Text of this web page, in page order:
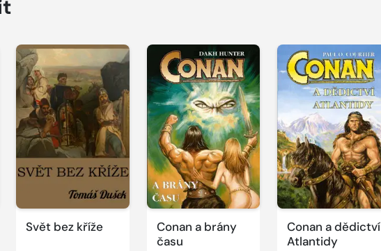
Svět bez kříže
Conan a brány
času
Conan a dědictví
Atlantidy